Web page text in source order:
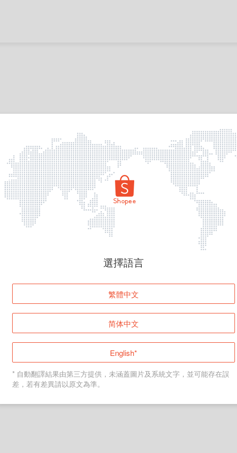
頁面無法顯示
登入
返回首頁
選擇語言
繁體中文
简体中文
English*
* 自動翻譯結果由第三方提供，未涵蓋圖片及系統文字，並可能存在誤
差，若有差異請以原文為準。